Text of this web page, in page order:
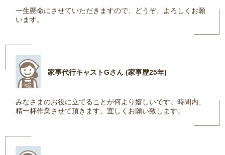
一生懸命にさせていただきますので、どうぞ、よろしくお願
います。
家事代行キャストGさん (家事歴25年)
みなさまのお役に立てることが何より嬉しいです。時間内、
精一杯作業させて頂きます。宜しくお願い致します。